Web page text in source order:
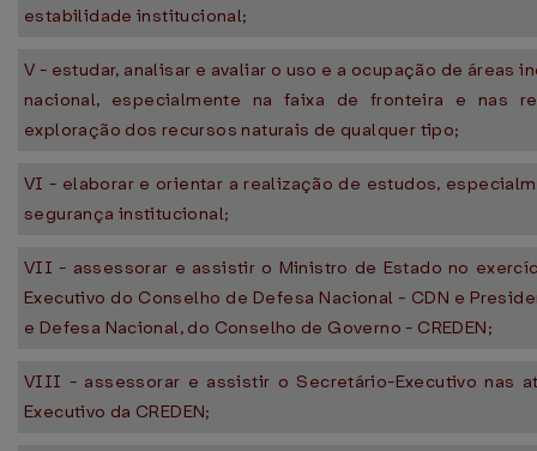
estabilidade institucional;
V - estudar, analisar e avaliar o uso e a ocupação de áreas
nacional, especialmente na faixa de fronteira e nas
exploração dos recursos naturais de qualquer tipo;
VI - elaborar e orientar a realização de estudos,
segurança institucional;
VII - assessorar e assistir o Ministro de Estado no
Executivo do Conselho de Defesa Nacional - CDN e
e Defesa Nacional, do Conselho de Governo - CREDEN;
VIII - assessorar e assistir o Secretário-Executivo nas
Executivo da CREDEN;